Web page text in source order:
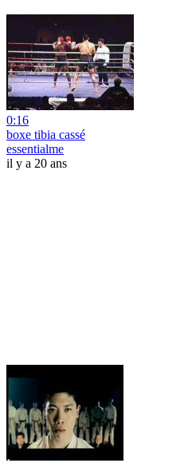
0:16
boxe tibia cassé
essentialme
il y a 20 ans